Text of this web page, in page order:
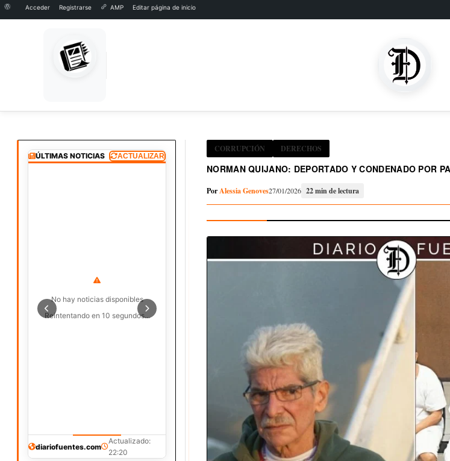
ÚLTIMAS NOTICIAS ACTUALIZAR
No hay noticias disponibles
Reintentando en 10 segundos...
diariofuentes.com
Actualizado:
22:20
CORRUPCIÓN DERECHOS
NORMAN QUIJANO: DEPORTADO Y CONDENADO POR
PorAlessia Genoves27/01/2026 22 min de lectura
Acerca
de
Acceder Registrarse AMP Editar página de inicio